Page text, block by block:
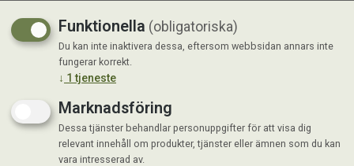
Funktionella (obligatoriska)
Du kan inte inaktivera dessa, eftersom webbsidan annars inte
fungerar korrekt.
↓ 1 tjeneste
Marknadsföring
Dessa tjänster behandlar personuppgifter för att visa dig
relevant innehåll om produkter, tjänster eller ämnen som du kan
vara intresserad av.